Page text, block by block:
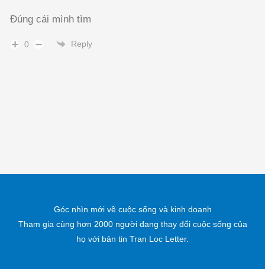
Đúng cái mình tìm
0 Reply
Góc nhìn mới về cuộc sống và kinh doanh
Tham gia cùng hơn 2000 người đang thay đổi cuộc sống của
họ với bản tin Tran Loc Letter.